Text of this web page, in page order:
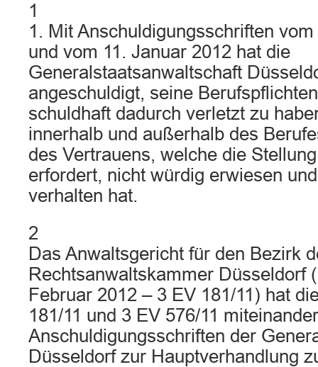
1
1. Mit Anschuldigungsschriften
und vom 11. Januar 2012 hat die
Generalstaatsanwaltschaft
angeschuldigt, seine
schuldhaft dadurch verletzt zu
innerhalb und außerhalb des
des Vertrauens, welche die
erfordert, nicht würdig erwiesen
verhalten hat.
2
Das Anwaltsgericht für den Bezirk
Rechtsanwaltskammer Düsseldorf
Februar 2012 – 3 EV 181/11) hat
181/11 und 3 EV 576/11
Anschuldigungsschriften der
Düsseldorf zur Hauptverhandlung